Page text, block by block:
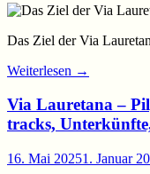
Das Ziel der Via
Weiterlesen →
Via Lauretana –
tracks,
16. Mai 20251. Januar